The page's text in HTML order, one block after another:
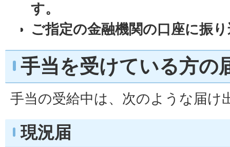
す。
ご指定の金融機関の口座に振
手当を受けている方の
手当の受給中は、次のような届け
現況届